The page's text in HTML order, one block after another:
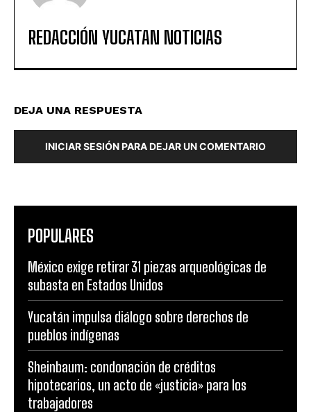
REDACCIÓN YUCATAN NOTICIAS
DEJA UNA RESPUESTA
INICIAR SESIÓN PARA DEJAR UN COMENTARIO
POPULARES
México exige retirar 31 piezas arqueológicas de
subasta en Estados Unidos
Yucatán impulsa diálogo sobre derechos de
pueblos indígenas
Sheinbaum: condonación de créditos
hipotecarios, un acto de «justicia» para los
trabajadores